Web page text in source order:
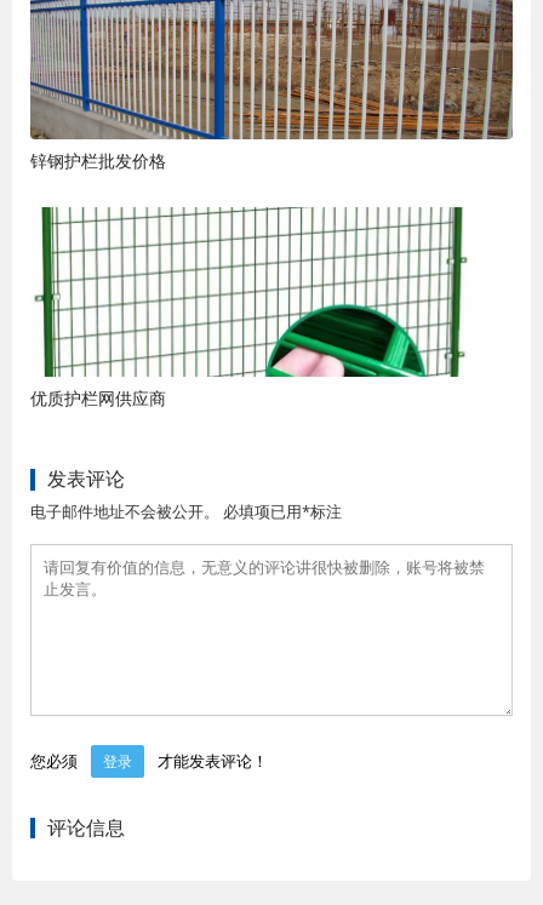
锌钢护栏批发价格
优质护栏网供应商
发表评论
电子邮件地址不会被公开。 必填项已用*标注
您必须 登录 才能发表评论！
评论信息